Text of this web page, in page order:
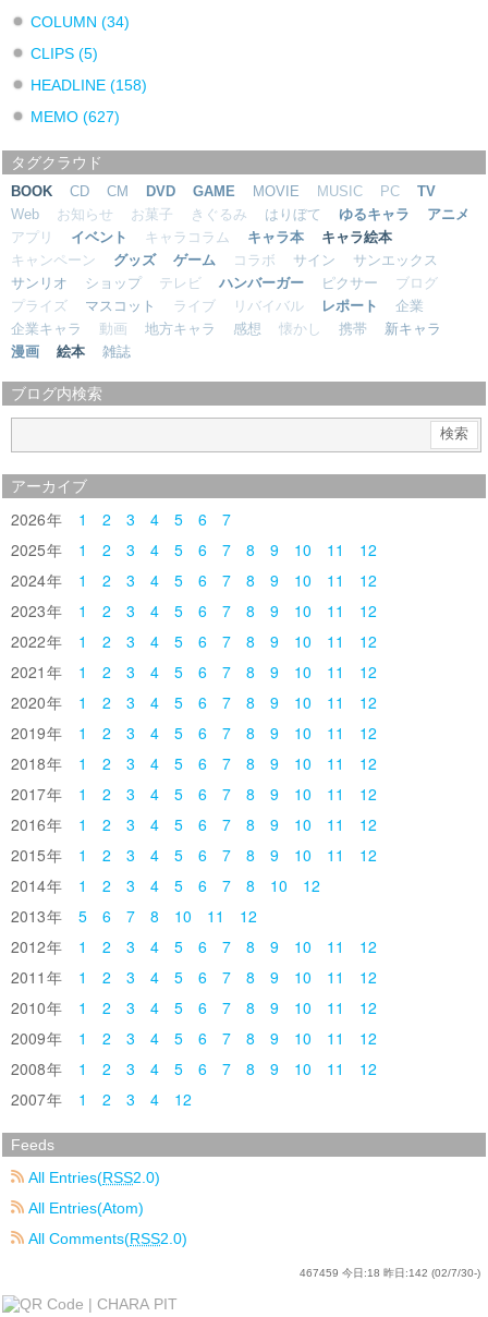
COLUMN (34)
CLIPS (5)
HEADLINE (158)
MEMO (627)
タグクラウド
BOOK CD CM DVD GAME MOVIE MUSIC PC
TV
Web
お知らせ お菓子 きぐるみ はりぼて ゆるキャラ
アニメ
アプリ
イベント キャラコラム キャラ本
キャラ絵本
キャンペーン
グッズ ゲーム コラボ サイン
サンエックス
サンリオ
ショップ テレビ ハンバーガー ピクサー
ブログ
プライズ
マスコット ライブ リバイバル レポート
企業
企業キャラ
動画 地方キャラ 感想 懐かし 携帯
新キャラ
漫画
絵本 雑誌
ブログ内検索
アーカイブ
2026 1 2 3 4 5 6
7
2025
1 2 3 4 5 6 7 8 9 10 11
12
2024
1 2 3 4 5 6 7 8 9 10 11
12
2023
1 2 3 4 5 6 7 8 9 10 11
12
2022
1 2 3 4 5 6 7 8 9 10 11
12
2021
1 2 3 4 5 6 7 8 9 10 11
12
2020
1 2 3 4 5 6 7 8 9 10 11
12
2019
1 2 3 4 5 6 7 8 9 10 11
12
2018
1 2 3 4 5 6 7 8 9 10 11
12
2017
1 2 3 4 5 6 7 8 9 10 11
12
2016
1 2 3 4 5 6 7 8 9 10 11
12
2015
1 2 3 4 5 6 7 8 9 10 11
12
2014
1 2 3 4 5 6 7 8 10
12
2013
5 6 7 8 10 11
12
2012
1 2 3 4 5 6 7 8 9 10 11
12
2011
1 2 3 4 5 6 7 8 9 10 11
12
2010
1 2 3 4 5 6 7 8 9 10 11
12
2009
1 2 3 4 5 6 7 8 9 10 11
12
2008
1 2 3 4 5 6 7 8 9 10 11
12
2007
1 2 3 4 12
Feeds
All Entries(RSS2.0)
All Entries(Atom)
All Comments(RSS2.0)
467459 今日:18 昨日:142 (02/7/30-)